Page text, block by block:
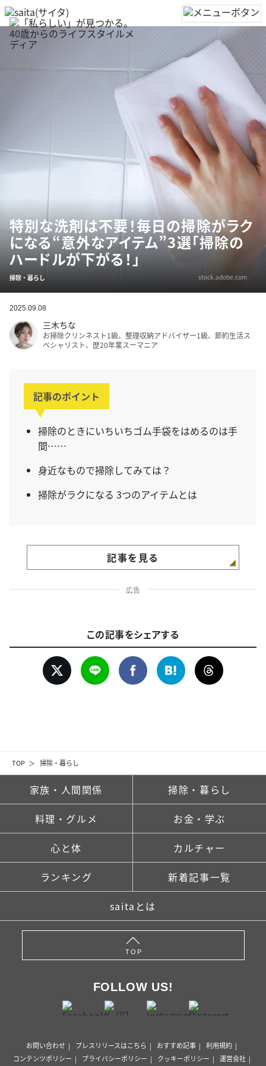
TOP 掃除・暮らし
特別な洗剤は不要！毎日の掃除がラク
になる“意外なアイテム”3選「掃除の
ハードルが下がる！」
掃除・暮らし stock.adobe.com
2025.09.08
三木ちな
お掃除クリンネスト1級、整理収納アドバイザー1級、節約生活ス
ペシャリスト、歴20年業スーマニア
記事のポイント
掃除のときにいちいちゴム手袋をはめるのは手
間……
身近なもので掃除してみては？
掃除がラクになる 3つのアイテムとは
記事を見る
広告
この記事をシェアする
家族・人間関係 掃除・暮らし
料理・グルメ お金・学ぶ
心と体 カルチャー
ランキング 新着記事一覧
saitaとは
TOP
FOLLOW US!
お問い合わせ プレスリリースはこちら おすすめ記事
利用規約
コンテンツポリシー
プライバシーポリシー クッキーポリシー 運営会社